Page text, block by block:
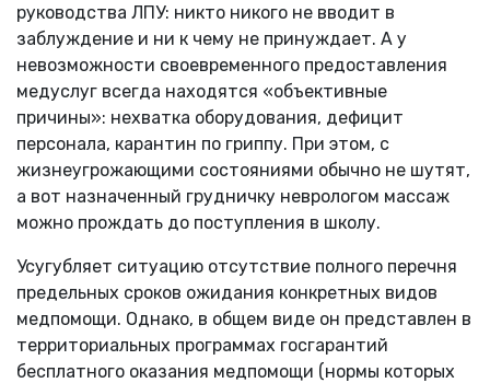
руководства ЛПУ: никто никого не вводит в
заблуждение и ни к чему не принуждает. А у
невозможности своевременного предоставления
медуслуг всегда находятся «объективные
причины»: нехватка оборудования, дефицит
персонала, карантин по гриппу. При этом, с
жизнеугрожающими состояниями обычно не шутят,
а вот назначенный грудничку неврологом массаж
можно прождать до поступления в школу.
Усугубляет ситуацию отсутствие полного перечня
предельных сроков ожидания конкретных видов
медпомощи. Однако, в общем виде он представлен в
территориальных программах госгарантий
бесплатного оказания медпомощи (нормы которых